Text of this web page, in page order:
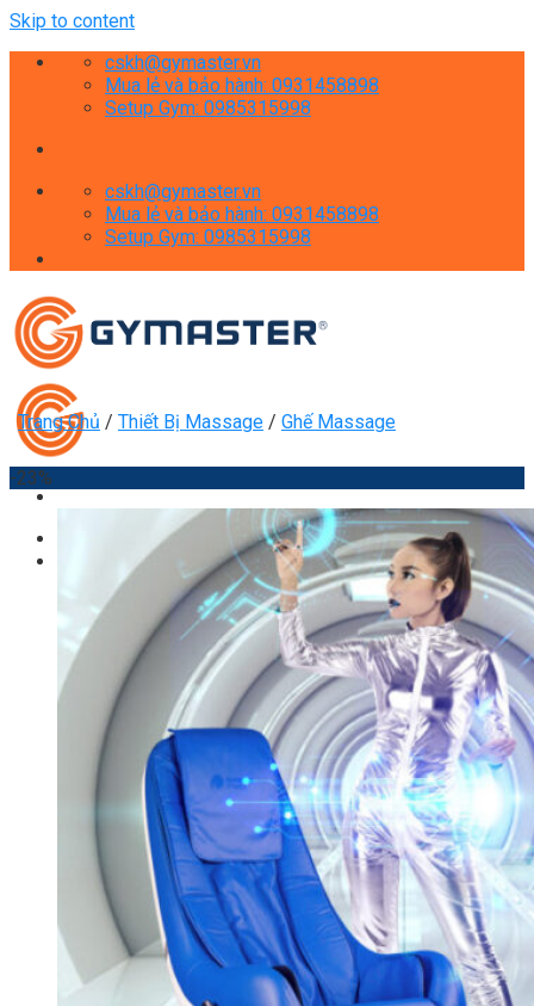
Skip to content
cskh@gymaster.vn
Mua lẻ và bảo hành: 0931458898
Setup Gym: 0985315998
cskh@gymaster.vn
Mua lẻ và bảo hành: 0931458898
Setup Gym: 0985315998
Giàn Tạ Đa Năng
Máy Chạy Bộ
Xe Đạp Tập Thể Dục
Máy Tập Thể Dục ( Cardio )
Máy Chạy Bộ
Xe Đạp Tập Thể Dục
Xe đạp ngồi có tựa lưng
Máy Trượt Tuyết
Máy Chèo Thuyền
Máy Leo Cầu Thang
Máy Rung Bụng
Máy tập phục hồi chức năng
Thiết Bị Phòng Gym chuyên dụng
Máy Khối Tập Với Cáp
Máy khối đa năng
Robot
Ghế Tập Đa Năng
Khung Tập Tạ Rời
Dàn Tập Thể Lực 360
Trang Chủ / Thiết Bị Massage / Ghế Massage
-23%